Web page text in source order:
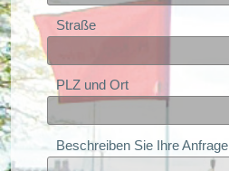
Straße
PLZ und Ort
Beschreiben Sie Ihre Anfrage